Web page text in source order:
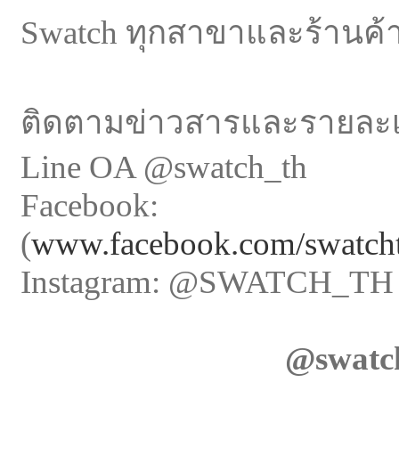
Swatch ทุกสาขาและร้าน
ติดตามข่าวสารและรายละ
Line OA @swatch_th
Facebook:
(www.facebook.com/
Instagram: